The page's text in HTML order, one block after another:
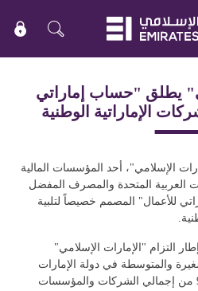
يطلق "حساب إماراتي
الإماراتية الوطنية
الإسلامي"، أحد المؤسسات المالية
العربية المتحدة والمصرف المفضل
للأعمال" المصمم خصيصاً لتلبية
التزام "الإمارات الإسلامي"
والمتوسطة في دولة الإمارات
من إجمالي الشركات والمؤسسات